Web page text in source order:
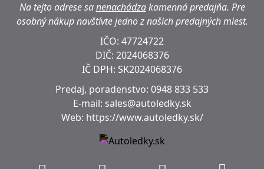
Na tejto adrese sanenachádzakamenná predajňa. Pre
osobný nákup navštívte jedno z našich predajných miest.
IČO: 47724722
DIČ: 2024068376
IČ DPH: SK2024068376
Predaj, poradenstvo: 0948 833 533
E-mail: sales@autoledky.sk
Web: https://www.autoledky.sk/